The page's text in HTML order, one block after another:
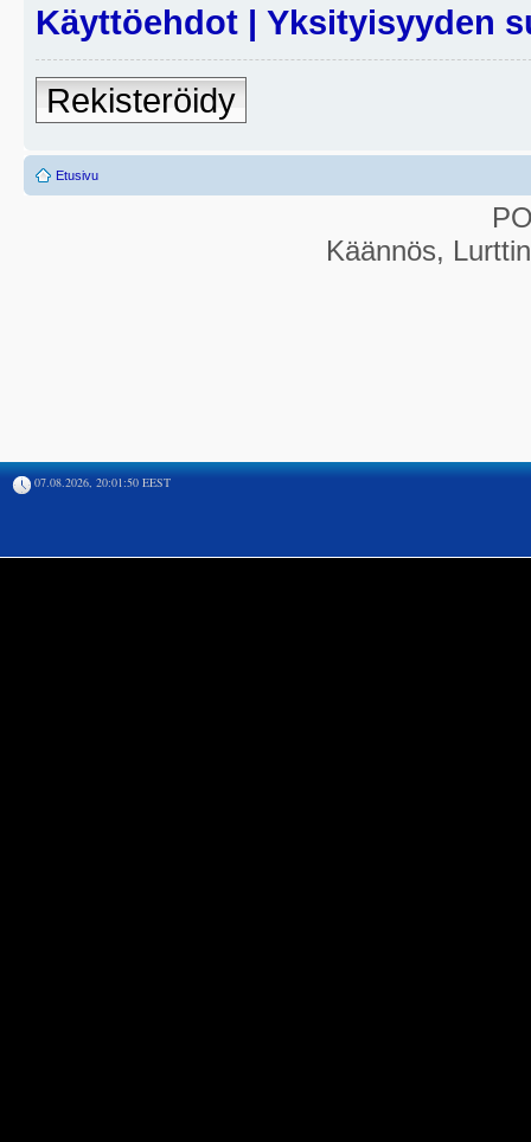
Käyttöehdot | Yksityisyyden
Rekisteröidy
Etusivu
Käännös,
07.08.2026, 20:01:50 EEST